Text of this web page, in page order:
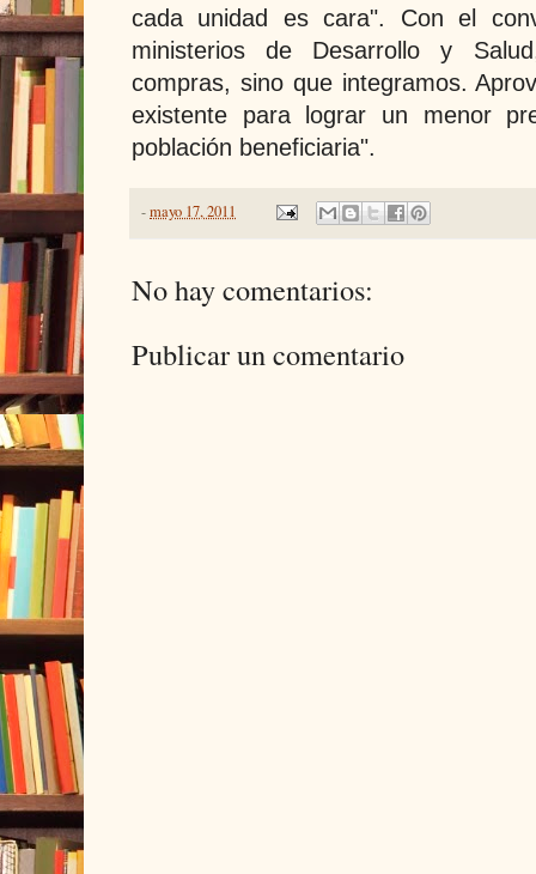
cada unidad es cara". Con el
ministerios de Desarrollo y
compras, sino que integramos.
existente para lograr un menor
población beneficiaria".
-mayo 17, 2011
No hay comentarios:
Publicar un comentario